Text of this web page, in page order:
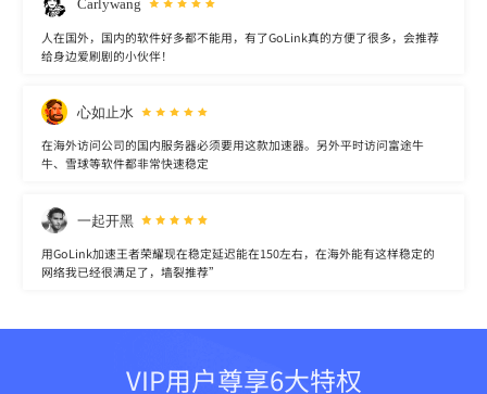
Carlywang
人在国外，国内的软件好多都不能用，有了GoLink真的方便了很多，会推荐
给身边爱刷剧的小伙伴！
心如止水
在海外访问公司的国内服务器必须要用这款加速器。另外平时访问富途牛
牛、雪球等软件都非常快速稳定
一起开黑
用GoLink加速王者荣耀现在稳定延迟能在150左右，在海外能有这样稳定的
网络我已经很满足了，墙裂推荐”
VIP用户尊享6大特权